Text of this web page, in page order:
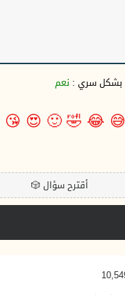
بشكل سري : نعم
😅
😂
🤣
🙂
😍
😘
🎲أقترح سؤال